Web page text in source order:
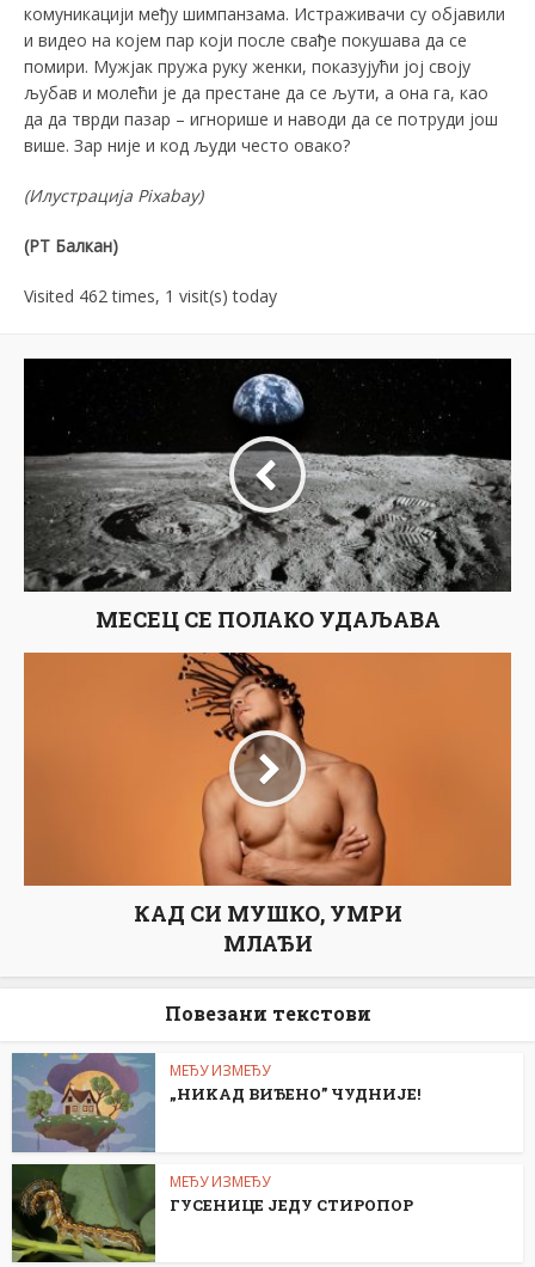
комуникацији међу шимпанзама. Истраживачи су објавили
и видео на којем пар који после свађе покушава да се
помири. Мужјак пружа руку женки, показујући јој своју
љубав и молећи је да престане да се љути, а она га, као
да да тврди пазар – игнорише и наводи да се потруди још
више. Зар није и код људи често овако?
(Илустрација Pixabay)
(РТ Балкан)
Visited 462 times, 1 visit(s) today
МЕСЕЦ СЕ ПОЛАКО УДАЉАВА
КАД СИ МУШКО, УМРИ
МЛАЂИ
Повезани текстови
МЕЂУ ИЗМЕЂУ
„НИKАД ВИЂЕНО” ЧУДНИЈЕ!
МЕЂУ ИЗМЕЂУ
ГУСЕНИЦЕ ЈЕДУ СТИРОПОР